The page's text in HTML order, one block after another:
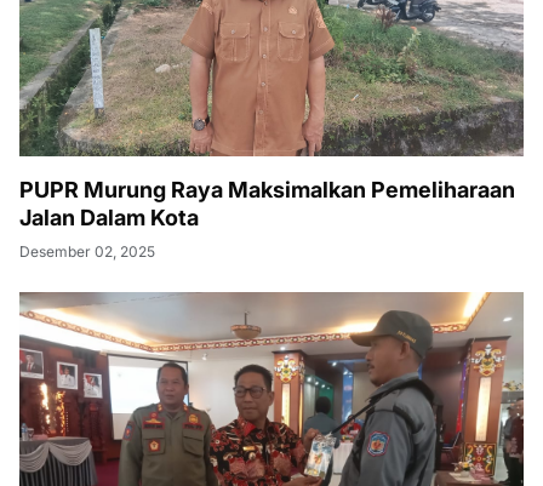
PUPR Murung Raya Maksimalkan Pemeliharaan
Jalan Dalam Kota
Desember 02, 2025